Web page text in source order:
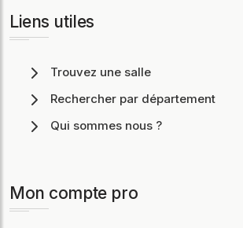
Liens utiles
Trouvez une salle
Rechercher par département
Qui sommes nous ?
Mon compte pro